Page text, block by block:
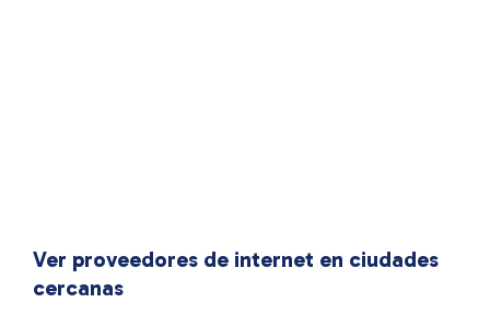
Ver proveedores de internet en ciudades
cercanas